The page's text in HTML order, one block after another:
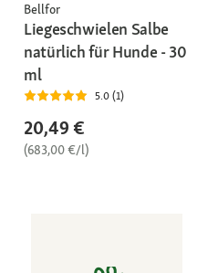
Bellfor
Liegeschwielen Salbe
natürlich für Hunde - 30
ml
5.0 (1)
20,49 €
(683,00 €/l)